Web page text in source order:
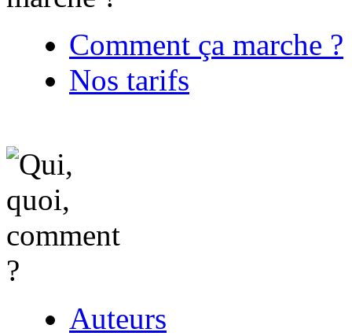
Comment ça marche ?
Nos tarifs
Auteurs